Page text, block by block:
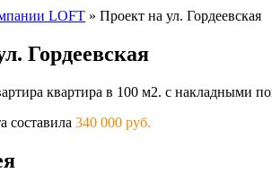
LOFT » Проект на ул. Гордеевская
Гордеевская
квартира в 100 м2. с накладными
составила 340 000 руб.